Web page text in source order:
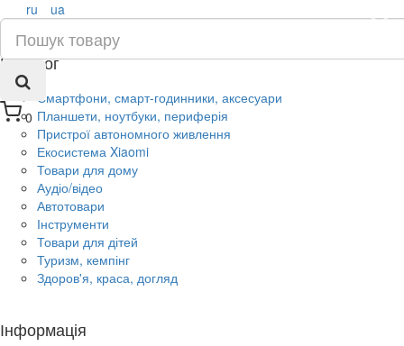
0
×
ru ua
Каталог
Смартфони, смарт-годинники, аксесуари
Планшети, ноутбуки, периферія
Пристрої автономного живлення
Екосистема Xiaomi
Товари для дому
Аудіо/відео
Автотовари
Інструменти
Товари для дітей
Туризм, кемпінг
Здоров'я, краса, догляд
Інформація